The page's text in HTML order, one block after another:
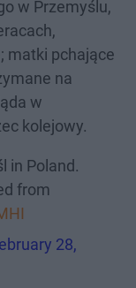
w Przemyślu,
matki pchające
na
w
kolejowy.
in Poland.
from
28,